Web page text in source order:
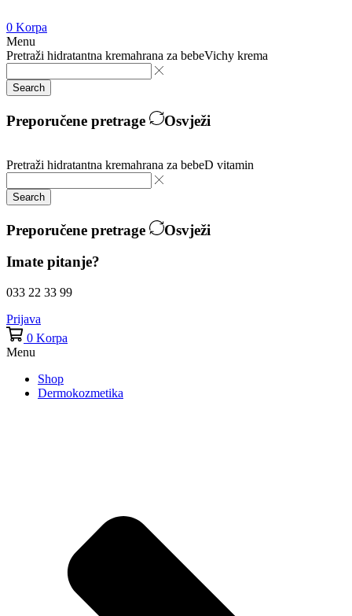
0 Korpa
Menu
Pretraži hidratantna kremahrana za bebeVichy krema
Search
Preporučene pretrage Osvježi
Pretraži hidratantna kremahrana za bebeD vitamin
Search
Preporučene pretrage
Osvježi
Imate pitanje?
033 22 33 99
Prijava
0 Korpa
Menu
Shop
Dermokozmetika